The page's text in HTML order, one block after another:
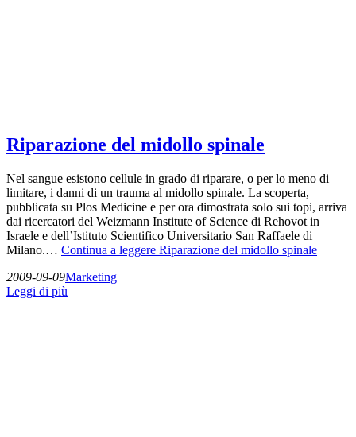
Riparazione del midollo spinale
Nel sangue esistono cellule in grado di riparare, o per lo meno di
limitare, i danni di un trauma al midollo spinale. La scoperta,
pubblicata su Plos Medicine e per ora dimostrata solo sui topi, arriva
dai ricercatori del Weizmann Institute of Science di Rehovot in
Israele e dell’Istituto Scientifico Universitario San Raffaele di
Milano.… Continua a leggere Riparazione del midollo spinale
2009-09-09Marketing
Leggi di più